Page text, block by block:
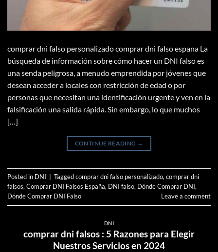
comprar dni falso personalizado comprar dni falso espana La
búsqueda de información sobre cómo hacer un DNI falso es
una senda peligrosa, a menudo emprendida por jóvenes que
desean acceder a locales con restricción de edad o por
personas que necesitan una identificación urgente y ven en la
falsificación una salida rápida. Sin embargo, lo que muchos
[…]
CONTINUE READING →
Posted in DNI Taggedcomprar dni falso personalizado, comprar dni
falsos, Comprar DNI Falsos España, DNI falso, Dónde Comprar DNI,
Dónde Comprar DNI Falso
Leave a comment
DNI
comprar dni falsos : 5 Razones para Elegir
Nuestros Servicios en 2024